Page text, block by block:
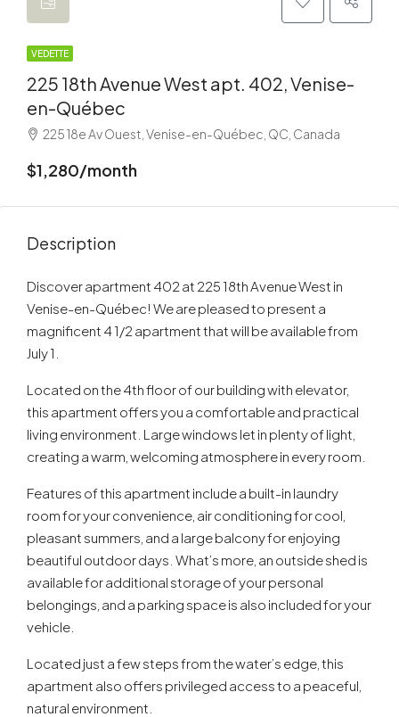
VEDETTE
225 18th Avenue West apt. 402, Venise-
en-Québec
225 18e Av Ouest, Venise-en-Québec, QC, Canada
$1,280/month
Description
Discover apartment 402 at 225 18th Avenue West in
Venise-en-Québec! We are pleased to present a
magnificent 4 1/2 apartment that will be available from
July 1.
Located on the 4th floor of our building with elevator,
this apartment offers you a comfortable and practical
living environment. Large windows let in plenty of light,
creating a warm, welcoming atmosphere in every room.
Features of this apartment include a built-in laundry
room for your convenience, air conditioning for cool,
pleasant summers, and a large balcony for enjoying
beautiful outdoor days. What’s more, an outside shed is
available for additional storage of your personal
belongings, and a parking space is also included for your
vehicle.
Located just a few steps from the water’s edge, this
apartment also offers privileged access to a peaceful,
natural environment.